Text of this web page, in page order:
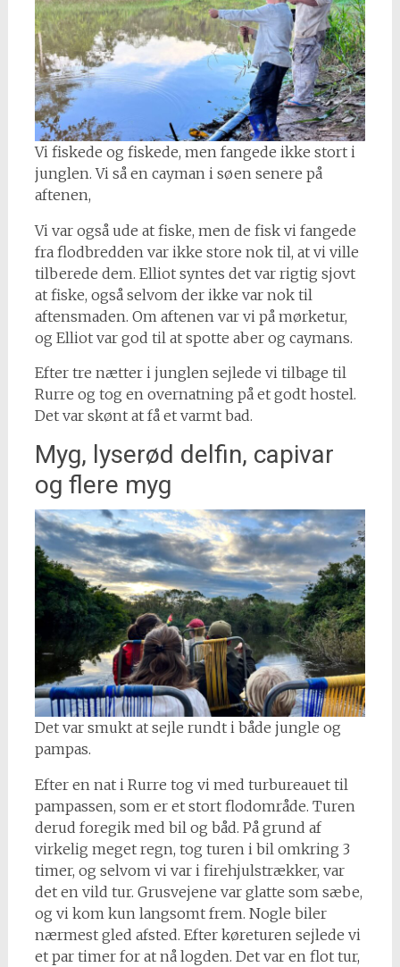
Vi fiskede og fiskede, men fangede ikke stort i
junglen. Vi så en cayman i søen senere på
aftenen,
Vi var også ude at fiske, men de fisk vi fangede
fra flodbredden var ikke store nok til, at vi ville
tilberede dem. Elliot syntes det var rigtig sjovt
at fiske, også selvom der ikke var nok til
aftensmaden. Om aftenen var vi på mørketur,
og Elliot var god til at spotte aber og caymans.
Efter tre nætter i junglen sejlede vi tilbage til
Rurre og tog en overnatning på et godt hostel.
Det var skønt at få et varmt bad.
Myg, lyserød delfin, capivar
og flere myg
Det var smukt at sejle rundt i både jungle og
pampas.
Efter en nat i Rurre tog vi med turbureauet til
pampassen, som er et stort flodområde. Turen
derud foregik med bil og båd. På grund af
virkelig meget regn, tog turen i bil omkring 3
timer, og selvom vi var i firehjulstrækker, var
det en vild tur. Grusvejene var glatte som sæbe,
og vi kom kun langsomt frem. Nogle biler
nærmest gled afsted. Efter køreturen sejlede vi
et par timer for at nå logden. Det var en flot tur,